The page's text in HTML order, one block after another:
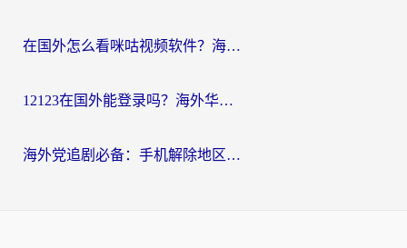
在国外怎么看咪咕视频软件？海外党亲测有效的回国加速方案
12123在国外能登录吗？海外华人必看的回国加速实用指南
海外党追剧必备：手机解除地区限制app怎么选？解决央视视频&国内剧地区限制全指南